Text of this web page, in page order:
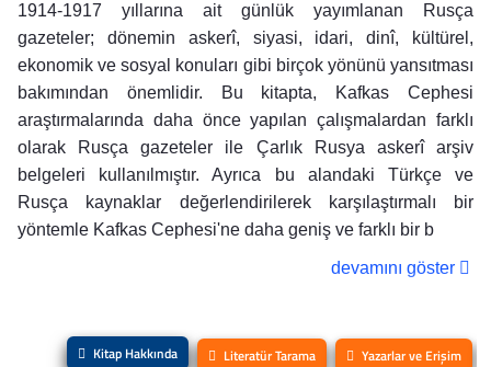
1914-1917 yıllarına ait günlük yayımlanan Rusça
gazeteler; dönemin askerî, siyasi, idari, dinî, kültürel,
ekonomik ve sosyal konuları gibi birçok yönünü yansıtması
bakımından önemlidir. Bu kitapta, Kafkas Cephesi
araştırmalarında daha önce yapılan çalışmalardan farklı
olarak Rusça gazeteler ile Çarlık Rusya askerî arşiv
belgeleri kullanılmıştır. Ayrıca bu alandaki Türkçe ve
Rusça kaynaklar değerlendirilerek karşılaştırmalı bir
yöntemle Kafkas Cephesi'ne daha geniş ve farklı bir b
devamını göster
Kitap Hakkında Literatür Tarama Yazarlar ve Erişim